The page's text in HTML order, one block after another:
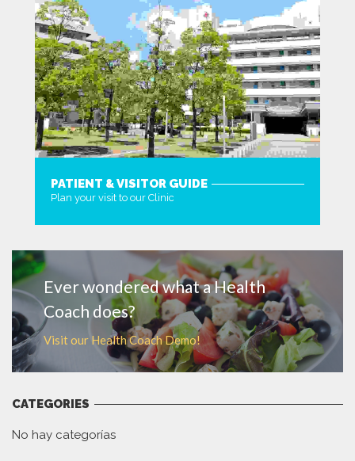
PATIENT & VISITOR GUIDE
Plan your visit to our Clinic
Ever wondered what a Health
Coach does?
Visit our Health Coach Demo!
CATEGORIES
No hay categorías